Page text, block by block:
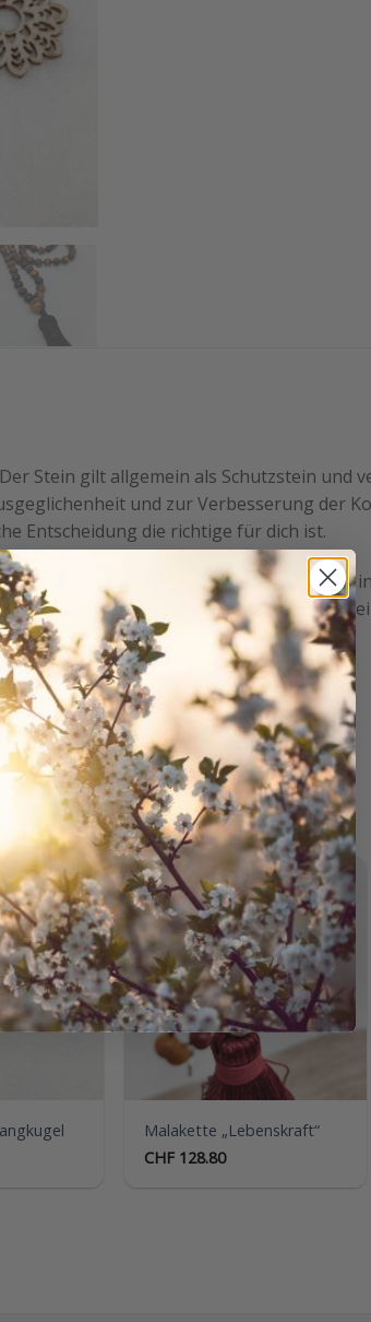
Stein gilt allgemein als Schutzstein und
und zur Verbesserung der
Entscheidung die richtige für dich ist.
Die 108 ist eine heilige Zahl in der
mit den 9 Planeten. Die Mala hat noch
erinnern soll.
macht.
Auf die
Wunschliste
Auf die
Wunschliste
Malakette „Lebenskraft“
CHF128.80